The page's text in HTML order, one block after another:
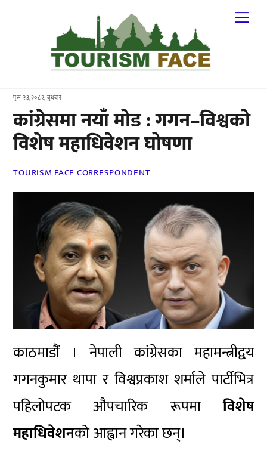
पुस २३,२०८२, बुधबार
कांग्रेसमा नयाँ मोड : गगन–विश्वको
विशेष महाधिवेशन घोषणा
TOURISM FACE CORRESPONDENT
काठमाडौं । नेपाली कांग्रेसका महामन्त्रीद्वय
गगनकुमार थापा र विश्वप्रकाश शर्माले पार्टीभित्र
पहिलोपटक औपचारिक रूपमाविशेष
महाधिवेशनको आह्वान गरेका छन्।